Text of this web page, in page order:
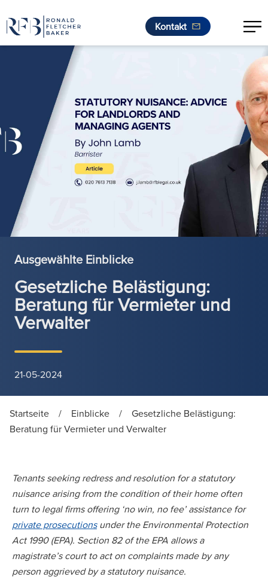
Zum Inhalt springen
Kontakt
Ausgewählte Einblicke
Gesetzliche Belästigung:
Beratung für Vermieter und
Verwalter
21-05-2024
Startseite / Einblicke /
Gesetzliche Belästigung:
Beratung für Vermieter und Verwalter
Tenants seeking redress and resolution for a statutory
nuisance arising from the condition of their home often
turn to legal firms offering ‘no win, no fee’ assistance for
private prosecutionsunder the Environmental Protection
Act 1990 (EPA). Section 82 of the EPA allows a
magistrate’s court to act on complaints made by any
person aggrieved by a statutory nuisance.